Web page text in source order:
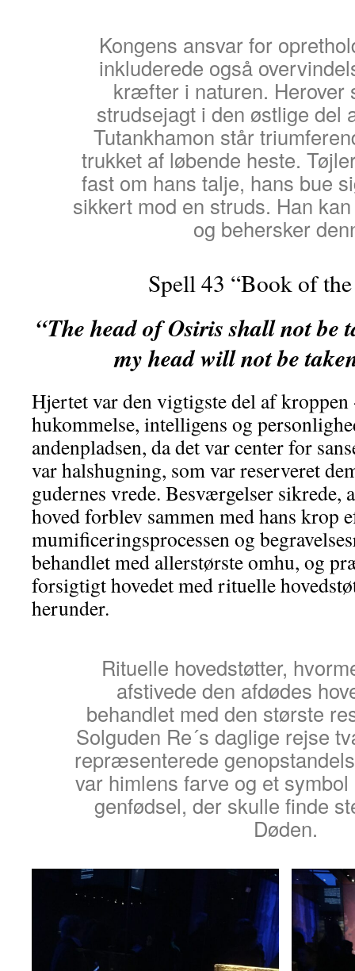
Kongens ansvar for
inkluderede også
kræfter i naturen. Herover
strudsejagt i den østlige del
Tutankhamon står
trukket af løbende heste.
fast om hans talje, hans bue
sikkert mod en struds. Han
og behersker
Spell 43 “Book of
“The head of Osiris shall not be
my head will not be
Hjertet var den vigtigste del af
hukommelse, intelligens og
andenpladsen, da det var center for
var halshugning, som var reserveret
gudernes vrede. Besværgelser sikrede,
hoved forblev sammen med hans krop
mumificeringsprocessen og
behandlet med allerstørste omhu, og
forsigtigt hovedet med rituelle
herunder.
Rituelle hovedstøtter,
afstivede den afdødes
behandlet med den største
Solguden Re´s daglige rejse
repræsenterede
var himlens farve og et
genfødsel, der skulle finde
Døden.